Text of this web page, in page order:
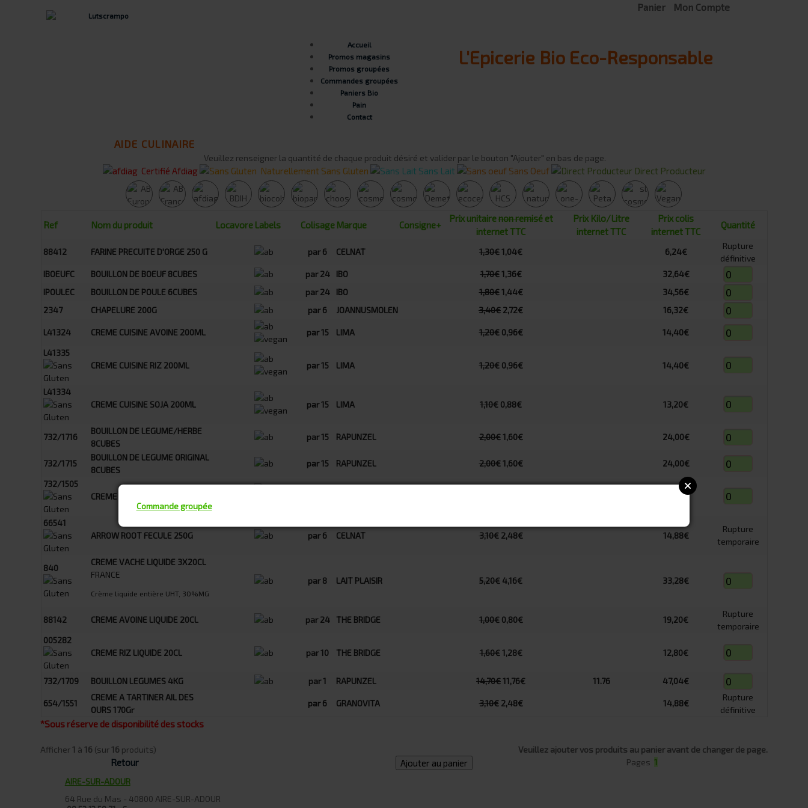
Panier Mon Compte
L'Epicerie Bio Eco-Responsable
Accueil
Promos magasins
Promos groupées
Commandes groupées
Paniers Bio
Pain
Contact
AIDE CULINAIRE
Veuillez renseigner la quantité de chaque produit désiré et valider par le bouton "Ajouter" en bas de page.
Certifié Afdiag Naturellement Sans Gluten Sans Lait Sans Oeuf Direct Producteur
Ref Nom du produit Locavore Labels Colisage Marque Consigne+
Prix unitairenon remiséet
internet TTC
Prix Kilo/Litre
internet TTC
Prix colis
internet TTC
Quantité
88412 FARINE PRECUITE D'ORGE 250 G par 6 CELNAT 1,30€1,04€ 6,24€
Rupture
définitive
IBOEUFC
BOUILLON DE BOEUF 8CUBES par 24 IBO 1,70€ 1,36€
32,64€
IPOULEC
BOUILLON DE POULE 6CUBES par 24 IBO 1,80€ 1,44€
34,56€
2347
CHAPELURE 200G par 6 JOANNUSMOLEN 3,40€ 2,72€ 16,32€
L41324 CREME CUISINE AVOINE 200ML par 15 LIMA 1,20€ 0,96€
14,40€
L41335
CREME CUISINE RIZ 200ML
par 15 LIMA 1,20€ 0,96€ 14,40€
L41334
CREME CUISINE SOJA 200ML
par 15 LIMA 1,10€ 0,88€ 13,20€
732/1716
BOUILLON DE LEGUME/HERBE
8CUBES
par 15 RAPUNZEL 2,00€ 1,60€ 24,00€
732/1715
BOUILLON DE LEGUME ORIGINAL
8CUBES
par 15 RAPUNZEL 2,00€ 1,60€
24,00€
732/1505
CREME DE COCO 2X50G
7,68€
66541
ARROW ROOT FECULE 250G
par 6 CELNAT 3,10€ 2,48€ 14,88€
Rupture
temporaire
840
CREME VACHE LIQUIDE 3X20CL
FRANCE
Crème liquide entière UHT, 30%MG
par 8 LAIT PLAISIR 5,20€ 4,16€ 33,28€
88142 CREME AVOINE LIQUIDE 20CL par 24 THE BRIDGE 1,00€ 0,80€ 19,20€
Rupture
temporaire
005282
CREME RIZ LIQUIDE 20CL
par 10 THE BRIDGE 1,60€ 1,28€ 12,80€
732/1709 BOUILLON LEGUMES 4KG par 1 RAPUNZEL 14,70€11,76€ 11.76 47,04€
654/1551
CREME A TARTINER AIL DES
OURS 170Gr
par 6 GRANOVITA 3,10€ 2,48€ 14,88€
Rupture
définitive
*Sous réserve de disponibilité des stocks
Veuillez ajouter vos produits au panier avant de changer de page.
Pages 1
Afficher 1 à 16 (sur 16 produits)
Ajouter au panier
Retour
AIRE-SUR-ADOUR
64 Rue du Mas - 40800 AIRE-SUR-ADOUR
Commande groupée